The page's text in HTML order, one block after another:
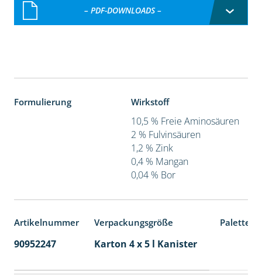
– PDF-DOWNLOADS –
Formulierung Wirkstoff
10,5 % Freie Aminosäuren
2 % Fulvinsäuren
1,2 % Zink
0,4 % Mangan
0,04 % Bor
Artikelnummer Verpackungsgröße
90952247 Karton 4 x 5 l Kanister